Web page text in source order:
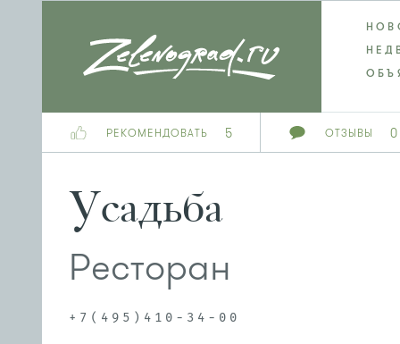
РЕКОМЕНДОВАТЬ 5 ОТЗЫВЫ 0
Усадьба
Ресторан
+7(495)410-34-00